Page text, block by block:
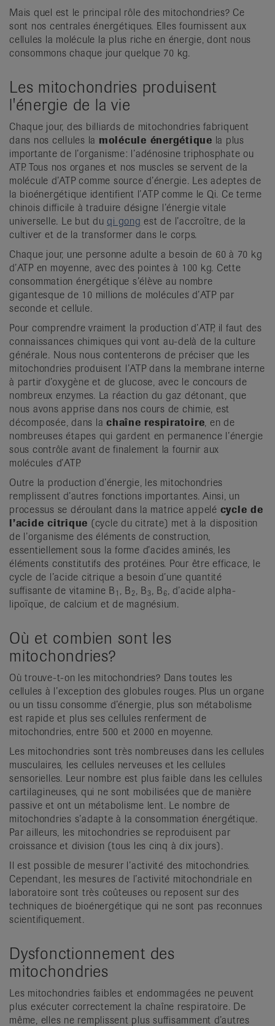
Mais quel est le principal rôle des mitochondries? Ce
sont nos centrales énergétiques. Elles fournissent aux
cellules la molécule la plus riche en énergie, dont nous
consommons chaque jour quelque 70 kg.
Les mitochondries produisent
l'énergie de la vie
Chaque jour, des billiards de mitochondries fabriquent
dans nos cellules la molécule énergétique la plus
importante de l’organisme: l’adénosine triphosphate ou
ATP. Tous nos organes et nos muscles se servent de la
molécule d’ATP comme source d’énergie. Les adeptes de
la bioénergétique identifient l’ATP comme le Qi. Ce terme
chinois difficile à traduire désigne l’énergie vitale
universelle. Le but duqi gong est de l’accroître, de la
cultiver et de la transformer dans le corps.
Chaque jour, une personne adulte a besoin de 60 à 70 kg
d’ATP en moyenne, avec des pointes à 100 kg. Cette
consommation énergétique s’élève au nombre
gigantesque de 10 millions de molécules d’ATP par
seconde et cellule.
Pour comprendre vraiment la production d’ATP, il faut des
connaissances chimiques qui vont au-delà de la culture
générale. Nous nous contenterons de préciser que les
mitochondries produisent l’ATP dans la membrane interne
à partir d’oxygène et de glucose, avec le concours de
nombreux enzymes. La réaction du gaz détonant, que
nous avons apprise dans nos cours de chimie, est
décomposée, dans la chaîne respiratoire, en de
nombreuses étapes qui gardent en permanence l’énergie
sous contrôle avant de finalement la fournir aux
molécules d’ATP.
Outre la production d’énergie, les mitochondries
remplissent d’autres fonctions importantes. Ainsi, un
processus se déroulant dans la matrice appelé cycle de
l’acide citrique (cycle du citrate) met à la disposition
de l’organisme des éléments de construction,
essentiellement sous la forme d’acides aminés, les
éléments constitutifs des protéines. Pour être efficace, le
cycle de l’acide citrique a besoin d’une quantité
suffisante de vitamine B 1 , B 2, B3, B 6, d’acide alpha-
lipoïque, de calcium et de magnésium.
Où et combien sont les
mitochondries?
Où trouve-t-on les mitochondries? Dans toutes les
cellules à l’exception des globules rouges. Plus un organe
ou un tissu consomme d’énergie, plus son métabolisme
est rapide et plus ses cellules renferment de
mitochondries, entre 500 et 2000 en moyenne.
Les mitochondries sont très nombreuses dans les cellules
musculaires, les cellules nerveuses et les cellules
sensorielles. Leur nombre est plus faible dans les cellules
cartilagineuses, qui ne sont mobilisées que de manière
passive et ont un métabolisme lent. Le nombre de
mitochondries s’adapte à la consommation énergétique.
Par ailleurs, les mitochondries se reproduisent par
croissance et division (tous les cinq à dix jours).
Il est possible de mesurer l’activité des mitochondries.
Cependant, les mesures de l’activité mitochondriale en
laboratoire sont très coûteuses ou reposent sur des
techniques de bioénergétique qui ne sont pas reconnues
scientifiquement.
Dysfonctionnement des
mitochondries
Les mitochondries faibles et endommagées ne peuvent
plus exécuter correctement la chaîne respiratoire. De
même, elles ne remplissent plus suffisamment d’autres